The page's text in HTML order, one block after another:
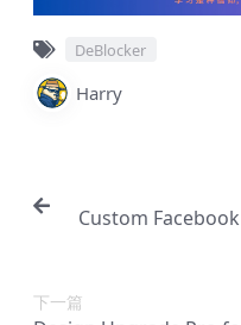
DeBlocker
Harry
Custom
下一篇